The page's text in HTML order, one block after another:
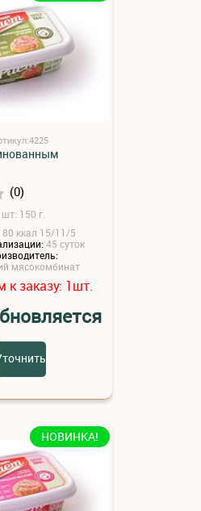
(0)
150 г.
ккал 15/11/5
45 суток
мясокомбинат
заказу: 1шт.
НОВИНКА!